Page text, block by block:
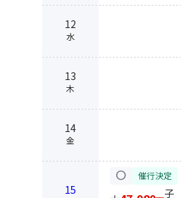
12
水
13
木
14
金
15
circle 催行決定
子